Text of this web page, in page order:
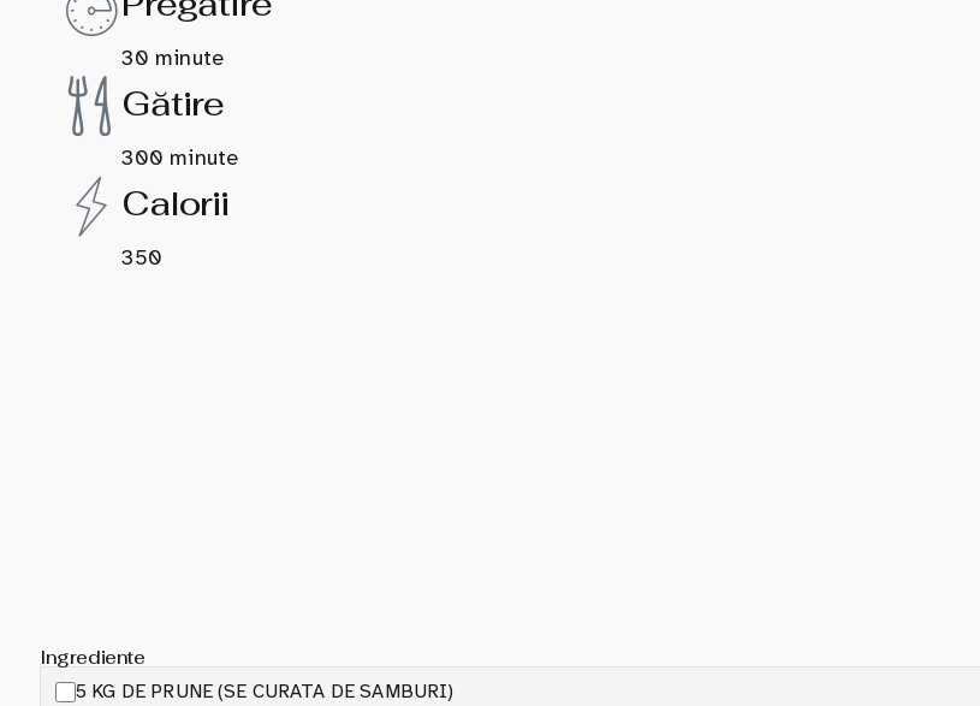
30 minute
Gătire
300 minute
Calorii
350
Ingrediente
5 KG DE PRUNE (SE CURATA DE SAMBURI)